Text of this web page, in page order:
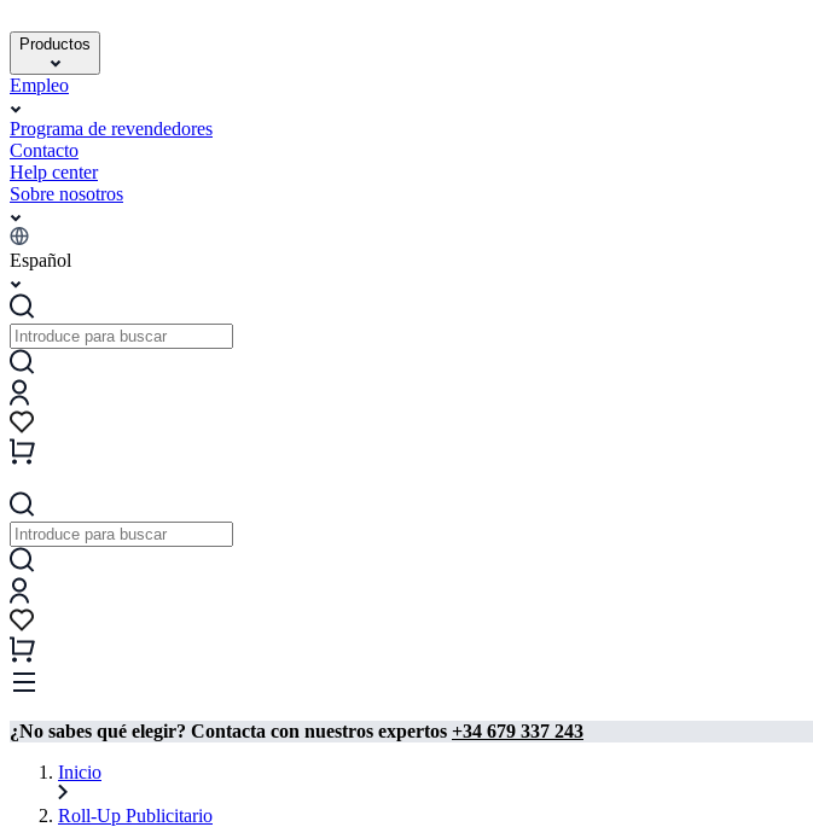
Productos
Empleo
Programa de revendedores
Contacto
Help center
Sobre nosotros
Español
¿No sabes qué elegir? Contacta con nuestros expertos +34 679 337 243
Inicio
Roll-Up Publicitario